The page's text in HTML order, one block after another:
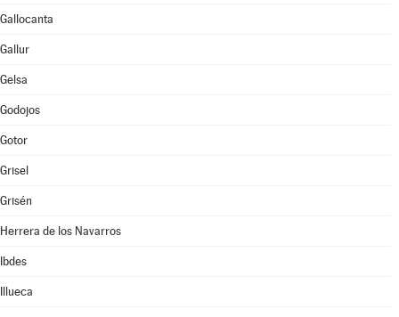
Gallocanta
Gallur
Gelsa
Godojos
Gotor
Grisel
Grisén
Herrera de los Navarros
Ibdes
Illueca